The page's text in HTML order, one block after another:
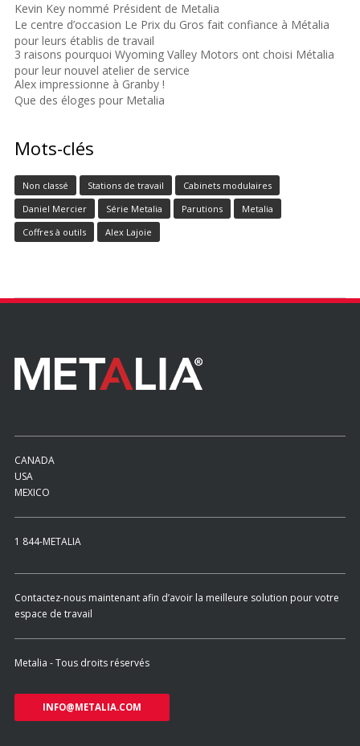
Kevin Key nommé Président de Metalia
Le centre d’occasion Le Prix du Gros fait confiance à Métalia
pour leurs établis de travail
3 raisons pourquoi Wyoming Valley Motors ont choisi Métalia
pour leur nouvel atelier de service
Alex impressionne à Granby !
Que des éloges pour Metalia
Mots-clés
Non classé Stations de travail
Cabinets modulaires
Daniel Mercier
Série Metalia Parutions
Metalia
Coffres à outils
Alex Lajoie
CANADA
USA
MEXICO
1 844-METALIA
Contactez-nous maintenant afin d’avoir la meilleure solution pour votre
espace de travail
Metalia - Tous droits réservés
INFO@METALIA.COM